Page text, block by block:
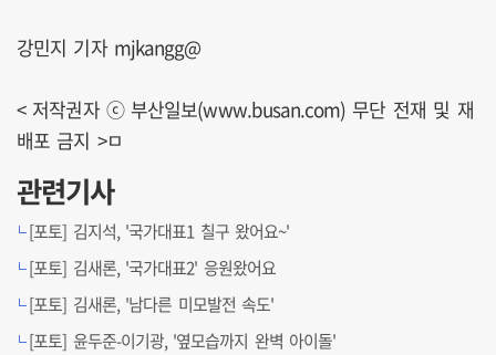
강민지 기자 mjkangg@
< 저작권자 ⓒ 부산일보(www.busan.com) 무단 전재 및 재
배포 금지 >ㅁ
관련기사
[포토] 김지석, '국가대표1 칠구 왔어요~'
[포토] 김새론, '국가대표2' 응원왔어요
[포토] 김새론, '남다른 미모발전 속도'
[포토] 윤두준-이기광, '옆모습까지 완벽 아이돌'